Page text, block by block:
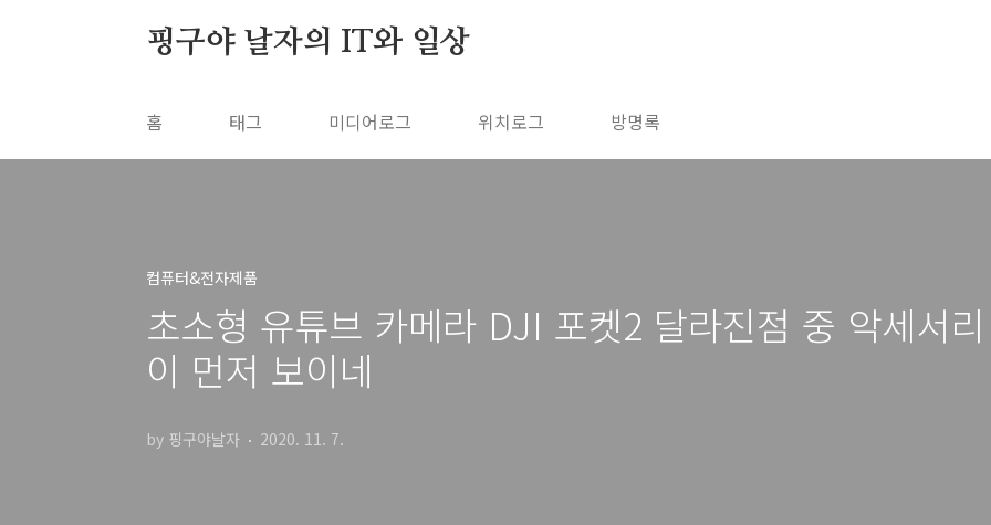
핑구야 날자의 IT와 일상
홈 태그 미디어로그 위치로그 방명록
컴퓨터&전자제품
초소형 유튜브 카메라 DJI 포켓2 달라진점 중 악세서
이 먼저 보이네
by 핑구야날자 2020. 11. 7.